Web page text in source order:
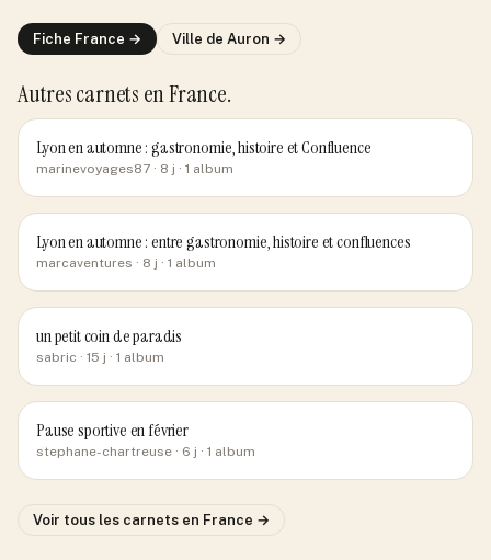
Fiche France → Ville de Auron →
Autres carnets en France.
Lyon en automne : gastronomie, histoire et Confluence
marinevoyages87 · 8 j · 1 album
Lyon en automne : entre gastronomie, histoire et confluences
marcaventures · 8 j · 1 album
un petit coin de paradis
sabric · 15 j · 1 album
Pause sportive en février
stephane-chartreuse · 6 j · 1 album
Voir tous les carnets en France →